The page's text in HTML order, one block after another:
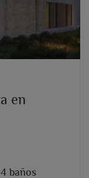
en
4 baños